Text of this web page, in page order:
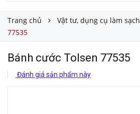
Trang chủ Vật tư, dụng cụ làm sạch
77535
Bánh cước Tolsen 77535
Đánh giá sản phẩm này